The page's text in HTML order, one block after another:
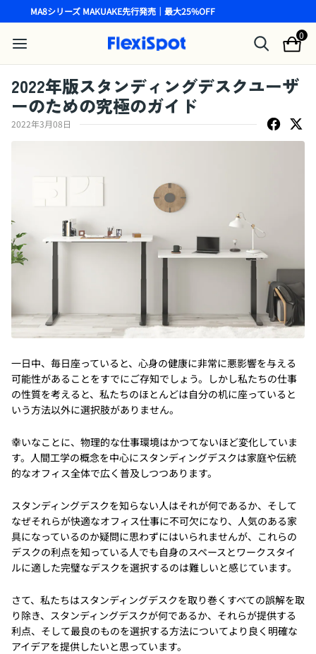
MA8シリーズ MAKUAKE先行発売｜最大25%OFF
0
2022年版スタンディングデスクユーザ
ーのための究極のガイド
2022年3月08日
一日中、毎日座っていると、心身の健康に非常に悪影響を与える
可能性があることをすでにご存知でしょう。しかし私たちの仕事
の性質を考えると、私たちのほとんどは自分の机に座っていると
いう方法以外に選択肢がありません。
幸いなことに、物理的な仕事環境はかつてないほど変化していま
す。人間工学の概念を中心にスタンディングデスクは家庭や伝統
的なオフィス全体で広く普及しつつあります。
スタンディングデスクを知らない人はそれが何であるか、そして
なぜそれらが快適なオフィス仕事に不可欠になり、人気のある家
具になっているのか疑問に思わずにはいられませんが、これらの
デスクの利点を知っている人でも自身のスペースとワークスタイ
ルに適した完璧なデスクを選択するのは難しいと感じています。
さて、私たちはスタンディングデスクを取り巻くすべての誤解を取
り除き、スタンディングデスクが何であるか、それらが提供する
利点、そして最良のものを選択する方法についてより良く明確な
アイデアを提供したいと思っています。